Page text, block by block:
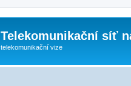
Telekomunikační síť
telekomunikační vize